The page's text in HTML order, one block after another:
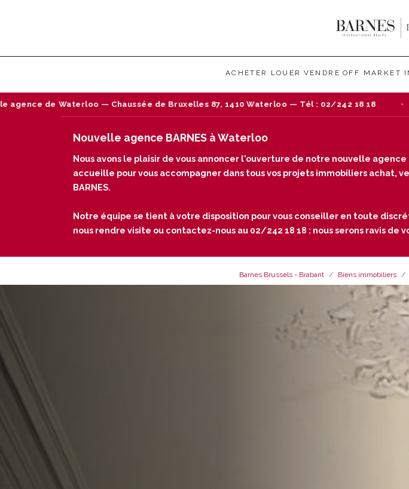
ACHETER LOUER VENDRE OFF MARKET
de Bruxelles 87, 1410 Waterloo — Tél : 02/242 18 18 Nouvelle ouverture :
Nouvelle agence BARNES à Waterloo
Nous avons le plaisir de vous annoncer l'ouverture de notre nouvelle
accueille pour vous accompagner dans tous vos projets immobiliers
BARNES.
Notre équipe se tient à votre disposition pour vous conseiller en toute
nous rendre visite ou contactez-nous au 02/242 18 18 : nous serons ravis de
Barnes Brussels - Brabant Biens immobiliers